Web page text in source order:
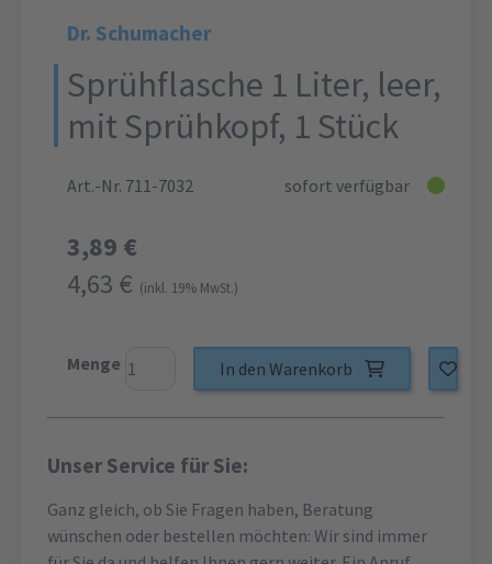
Dr. Schumacher
Sprühflasche 1 Liter, leer,
mit Sprühkopf, 1 Stück
Art.-Nr. 711-7032 sofort verfügbar
3,89 €
4,63 € (inkl. 19% MwSt.)
Menge In den Warenkorb
Unser Service für Sie:
Ganz gleich, ob Sie Fragen haben, Beratung
wünschen oder bestellen möchten: Wir sind immer